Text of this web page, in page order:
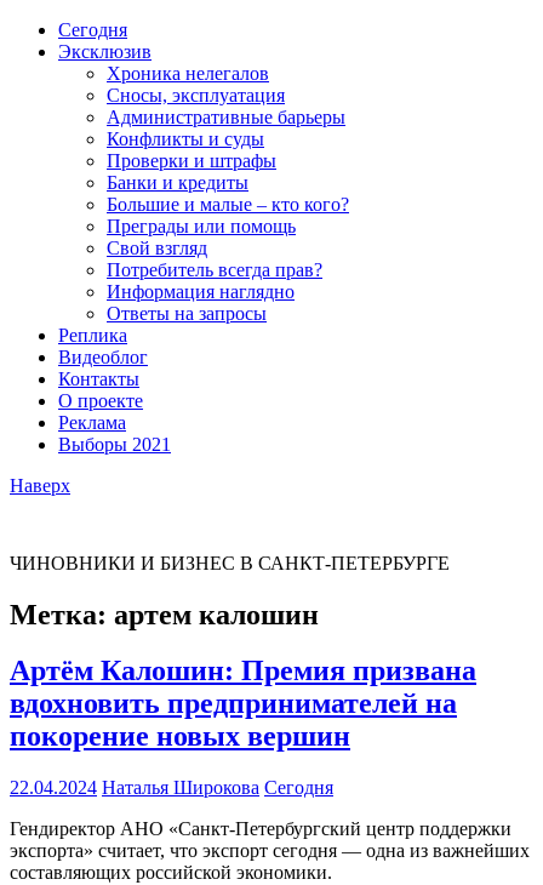
Сегодня
Эксклюзив
Хроника нелегалов
Сносы, эксплуатация
Административные барьеры
Конфликты и суды
Проверки и штрафы
Банки и кредиты
Большие и малые – кто кого?
Преграды или помощь
Свой взгляд
Потребитель всегда прав?
Информация наглядно
Ответы на запросы
Реплика
Видеоблог
Контакты
О проекте
Реклама
Выборы 2021
Наверх
ЧИНОВНИКИ И БИЗНЕС В САНКТ-ПЕТЕРБУРГЕ
Метка: артем калошин
Артём Калошин: Премия призвана
вдохновить предпринимателей на
покорение новых вершин
22.04.2024 Наталья Широкова Сегодня
Гендиректор АНО «Санкт-Петербургский центр поддержки
экспорта» считает, что экспорт сегодня — одна из важнейших
составляющих российской экономики.